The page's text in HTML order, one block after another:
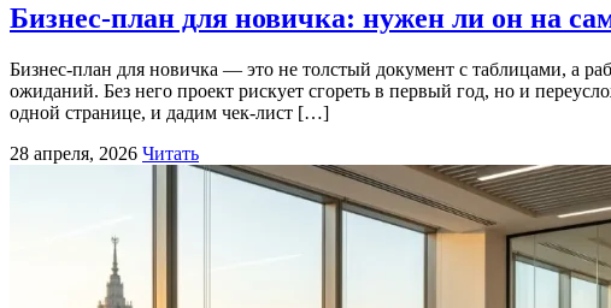
Бизнес-план для новичка: нужен ли он на
Бизнес-план для новичка — это не толстый документ с таблицами, а
ожиданий. Без него проект рискует сгореть в первый год, но и
одной странице, и дадим чек-лист […]
28 апреля, 2026 Читать